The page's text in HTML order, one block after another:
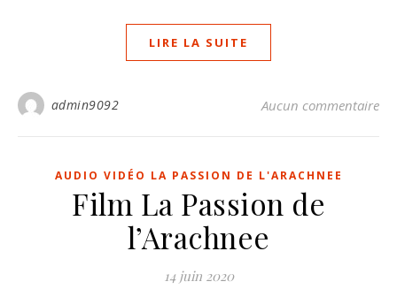
LIRE LA SUITE
admin9092 Aucun commentaire
AUDIO VIDÉO LA PASSION DE L'ARACHNEE
Film La Passion de
l’Arachnee
14 juin 2020